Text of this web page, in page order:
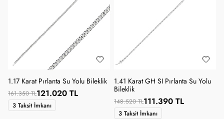
1.17 Karat Pırlanta Su Yolu Bileklik
161.350 TL121.020 TL
3 Taksit İmkanı
1.41 Karat GH SI Pırlanta Su Yolu
Bileklik
148.520 TL111.390 TL
3 Taksit İmkanı